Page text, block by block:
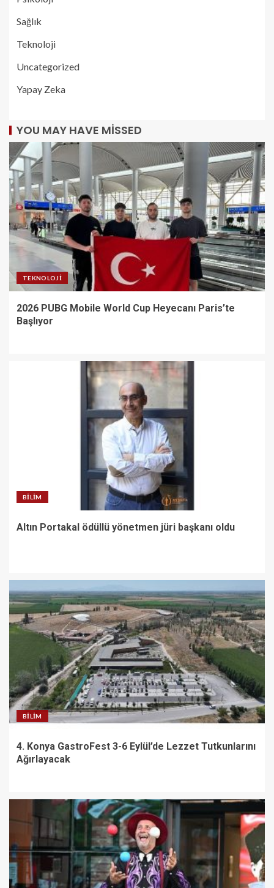
Sağlık
Teknoloji
Uncategorized
Yapay Zeka
YOU MAY HAVE MISSED
TEKNOLOJI
2026 PUBG Mobile World Cup Heyecanı Paris’te
Başlıyor
BILIM
Altın Portakal ödüllü yönetmen jüri başkanı oldu
BILIM
4. Konya GastroFest 3-6 Eylül’de Lezzet Tutkunlarını
Ağırlayacak